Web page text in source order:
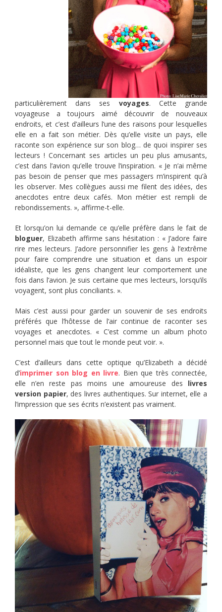
particulièrement dans ses voyages. Cette grande
voyageuse a toujours aimé découvrir de nouveaux
endroits, et c’est d’ailleurs l’une des raisons pour lesquelles
elle en a fait son métier. Dès qu’elle visite un pays, elle
raconte son expérience sur son blog… de quoi inspirer ses
lecteurs ! Concernant ses articles un peu plus amusants,
c’est dans l’avion qu’elle trouve l’inspiration. « Je n’ai même
pas besoin de penser que mes passagers m’inspirent qu’à
les observer. Mes collègues aussi me filent des idées, des
anecdotes entre deux cafés. Mon métier est rempli de
rebondissements. », affirme-t-elle.
Et lorsqu’on lui demande ce qu’elle préfère dans le fait de
bloguer, Elizabeth affirme sans hésitation : « J’adore faire
rire mes lecteurs. J’adore personnifier les gens à l’extrême
pour faire comprendre une situation et dans un espoir
idéaliste, que les gens changent leur comportement une
fois dans l’avion. Je suis certaine que mes lecteurs, lorsqu’ils
voyagent, sont plus conciliants. ».
Mais c’est aussi pour garder un souvenir de ses endroits
préférés que l’hôtesse de l’air continue de raconter ses
voyages et anecdotes. « C’est comme un album photo
personnel mais que tout le monde peut voir. ».
C’est d’ailleurs dans cette optique qu’Elizabeth a décidé
d’imprimer son blog en livre. Bien que très connectée,
elle n’en reste pas moins une amoureuse des livres
version papier, des livres authentiques. Sur internet, elle a
l’impression que ses écrits n’existent pas vraiment.